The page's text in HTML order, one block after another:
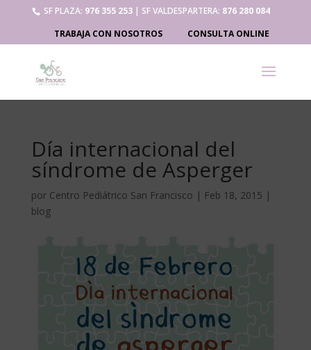
SF PLAZA: 976 355 253| SF VALDESPARTERA: 876 280 084
TRABAJA CON NOSOTROS
CONSULTA ONLINE
Día internacional del
síndrome de Asperger
por Centro Pediátrico San Francisco | Feb 18, 2015 |
blog